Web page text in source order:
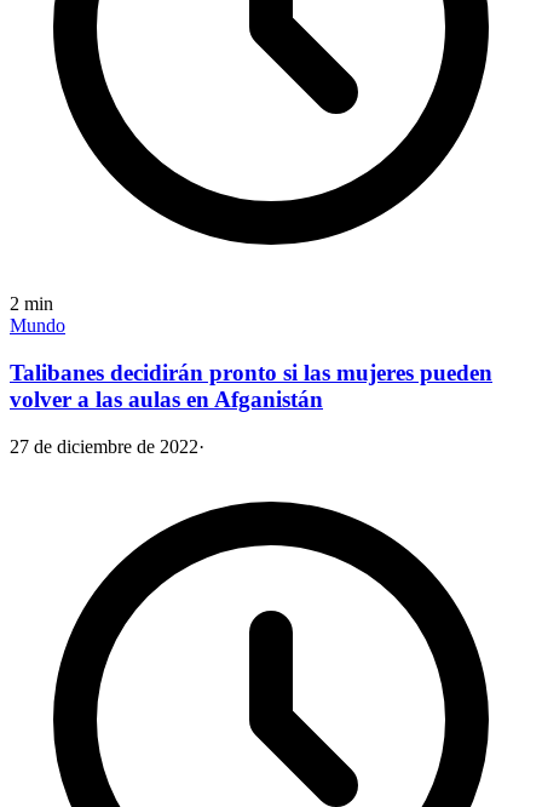
2 min
Mundo
Talibanes decidirán pronto si las mujeres pueden
volver a las aulas en Afganistán
27 de diciembre de 2022·